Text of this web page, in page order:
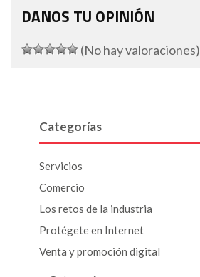
DANOS TU OPINIÓN
(No hay valoraciones)
Categorías
Servicios
Comercio
Los retos de la industria
Protégete en Internet
Venta y promoción digital